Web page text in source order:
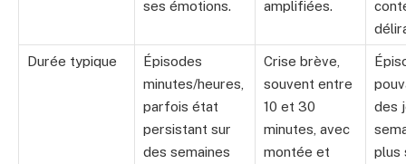
ses émotions. amplifiées.
Durée typique
Épisodes
minutes/heures,
parfois état
persistant sur
des semaines
Crise brève,
souvent entre
10 et 30
minutes, avec
montée et
des
plus